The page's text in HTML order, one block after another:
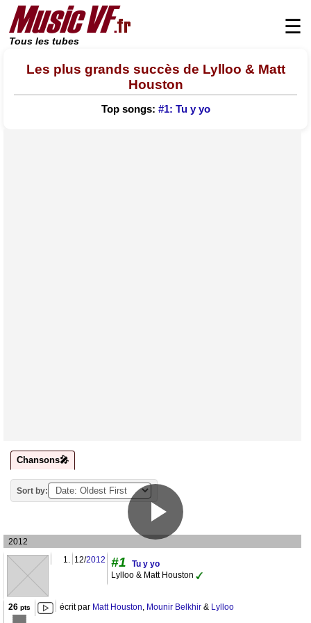
Tous les tubes
☰
Les plus grands succès de Lylloo & Matt
Houston
Top songs: #1: Tu y yo
Chansons🎤
Sort by:
2012
1. 12/2012 #1
Tu y yo
Lylloo & Matt Houston
26 pts écrit par Matt Houston, Mounir Belkhir & Lylloo